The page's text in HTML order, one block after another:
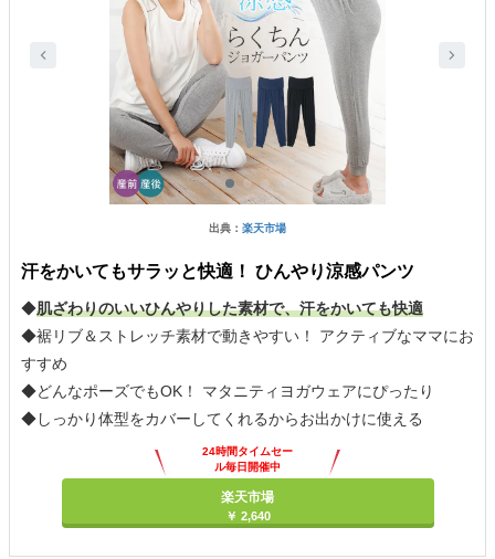
出典： 楽天市場
汗をかいてもサラッと快適！ ひんやり涼感パンツ
◆肌ざわりのいいひんやりした素材で、汗をかいても快適
◆裾リブ＆ストレッチ素材で動きやすい！ アクティブなママにお
すすめ
◆どんなポーズでもOK！ マタニティヨガウェアにぴったり
◆しっかり体型をカバーしてくれるからお出かけに使える
24時間タイムセー
ル毎日開催中
楽天市場
￥ 2,640